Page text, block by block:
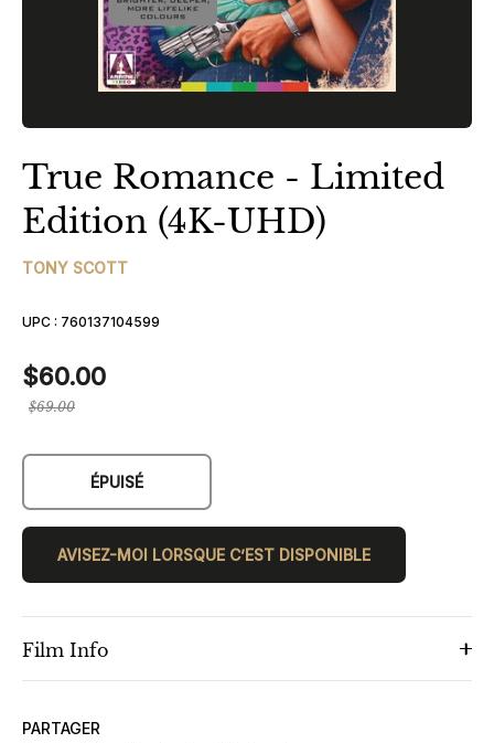
True Romance - Limited
Edition (4K-UHD)
TONY SCOTT
UPC : 760137104599
$60.00
Prix
$69.00
ÉPUISÉ
AVISEZ-MOI LORSQUE C’EST DISPONIBLE
Film Info
PARTAGER